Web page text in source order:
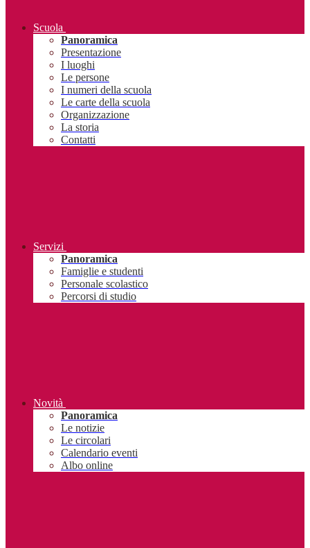
Scuola
Panoramica
Presentazione
I luoghi
Le persone
I numeri della scuola
Le carte della scuola
Organizzazione
La storia
Contatti
Servizi
Panoramica
Famiglie e studenti
Personale scolastico
Percorsi di studio
Novità
Panoramica
Le notizie
Le circolari
Calendario eventi
Albo online